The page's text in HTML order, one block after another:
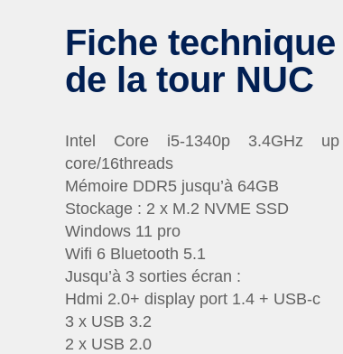
Fiche technique
de la tour NUC
Intel Core i5-1340p 3.4GHz
core/16threads
Mémoire DDR5 jusqu’à 64GB
Stockage : 2 x M.2 NVME SSD
Windows 11 pro
Wifi 6 Bluetooth 5.1
Jusqu’à 3 sorties écran :
Hdmi 2.0+ display port 1.4 + USB-c
3 x USB 3.2
2 x USB 2.0